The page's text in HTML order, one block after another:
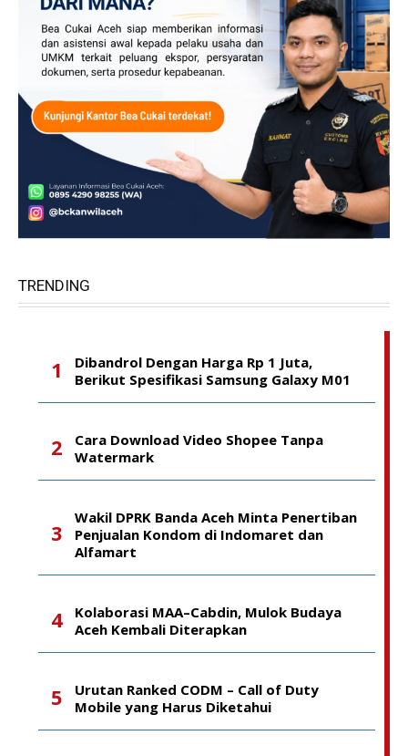
TRENDING
Dibandrol Dengan Harga Rp 1 Juta,
Berikut Spesifikasi Samsung Galaxy M01
Cara Download Video Shopee Tanpa
Watermark
Wakil DPRK Banda Aceh Minta Penertiban
Penjualan Kondom di Indomaret dan
Alfamart
Kolaborasi MAA–Cabdin, Mulok Budaya
Aceh Kembali Diterapkan
Urutan Ranked CODM – Call of Duty
Mobile yang Harus Diketahui